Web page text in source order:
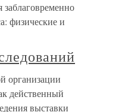
физические и
организации
действенный
выставки